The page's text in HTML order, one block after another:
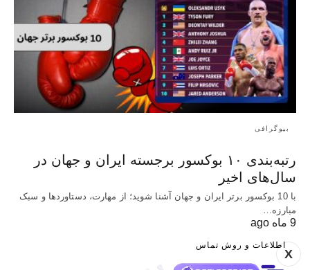
X
بیوگرافی
رتبه‌بندی ۱۰ بوکسور برجسته ایران و جهان در
سال‌های اخیر
با 10 بوکسور برتر ایران و جهان آشنا شوید؛ از مهارت، دستاوردها و سبک
مبارزه…
9 ماه ago
اطلاعات و روش تماس